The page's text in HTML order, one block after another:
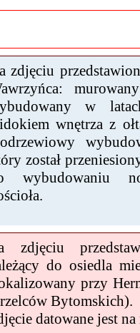
zdjęciu
w
wnętrza z
został
wybudowaniu
zdjęciu
do osiedla
przy
Bytomskich).
datowane jest